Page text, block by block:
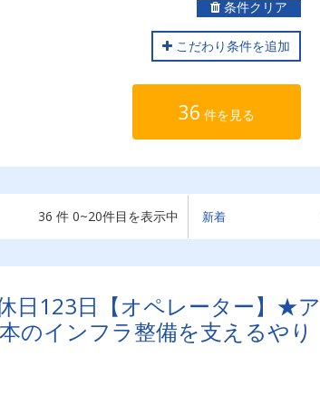
条件クリア
こだわり条件を追加
36 件を見る
36 件 0~20件目を表示中
日123日【オペレーター】★ア
のインフラ整備を支えるやり